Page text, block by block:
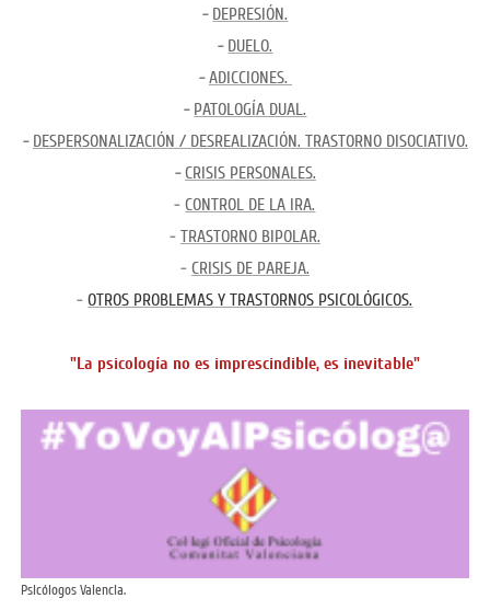
- DEPRESIÓN.
- DUELO.
- ADICCIONES.
- PATOLOGÍA DUAL.
- DESPERSONALIZACIÓN / DESREALIZACIÓN. TRASTORNO DISOCIATIVO.
- CRISIS PERSONALES.
- CONTROL DE LA IRA.
- TRASTORNO BIPOLAR.
- CRISIS DE PAREJA.
- OTROS PROBLEMAS Y TRASTORNOS PSICOLÓGICOS.
"La psicología no es imprescindible, es inevitable"
Psicólogos Valencia.